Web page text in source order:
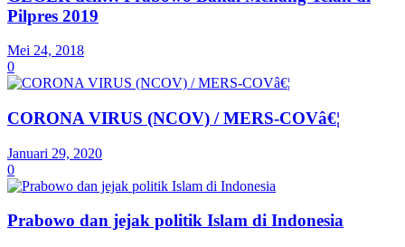
Pilpres 2019
Mei 24, 2018
0
CORONA VIRUS (NCOV) / MERS-COVâ€¦
Januari 29, 2020
0
Prabowo dan jejak politik Islam di Indonesia